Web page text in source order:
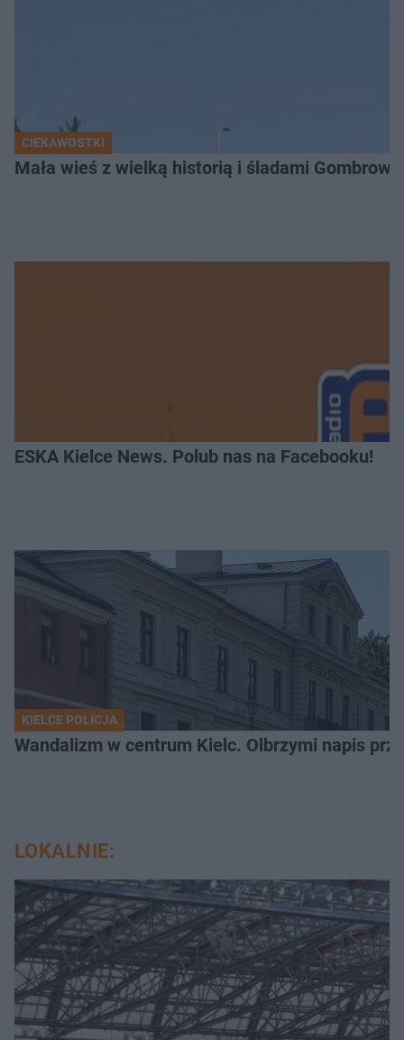
CIEKAWOSTKI
Mała wieś z wielką historią i śladami
ESKA Kielce News. Polub nas na Facebooku!
KIELCE POLICJA
Wandalizm w centrum Kielc. Olbrzymi napis
LOKALNIE: